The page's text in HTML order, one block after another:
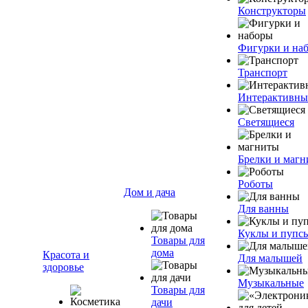
Красота и
здоровье
Дом и дача
Товары для
дома
Товары для
дачи
Конструкторы
Фигурки и
Транспорт
Светящиеся
Брелки и
Роботы
Для ванны
Куклы и
Для малышей
Музыкальные